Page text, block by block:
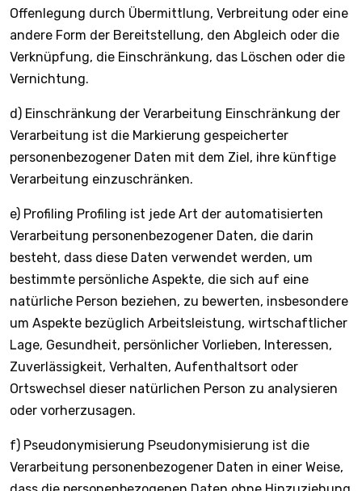
Offenlegung durch Übermittlung, Verbreitung oder eine
andere Form der Bereitstellung, den Abgleich oder die
Verknüpfung, die Einschränkung, das Löschen oder die
Vernichtung.
d) Einschränkung der Verarbeitung Einschränkung der
Verarbeitung ist die Markierung gespeicherter
personenbezogener Daten mit dem Ziel, ihre künftige
Verarbeitung einzuschränken.
e) Profiling Profiling ist jede Art der automatisierten
Verarbeitung personenbezogener Daten, die darin
besteht, dass diese Daten verwendet werden, um
bestimmte persönliche Aspekte, die sich auf eine
natürliche Person beziehen, zu bewerten, insbesondere
um Aspekte bezüglich Arbeitsleistung, wirtschaftlicher
Lage, Gesundheit, persönlicher Vorlieben, Interessen,
Zuverlässigkeit, Verhalten, Aufenthaltsort oder
Ortswechsel dieser natürlichen Person zu analysieren
oder vorherzusagen.
f) Pseudonymisierung Pseudonymisierung ist die
Verarbeitung personenbezogener Daten in einer Weise,